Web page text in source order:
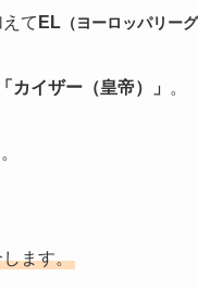
て EL （ヨーロッパリーグ
「カイザー（皇帝）」 。
ます。